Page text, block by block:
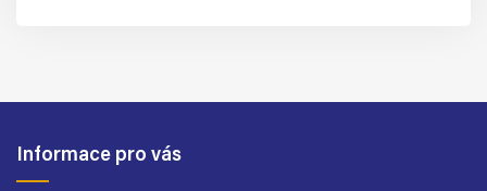
Informace pro vás